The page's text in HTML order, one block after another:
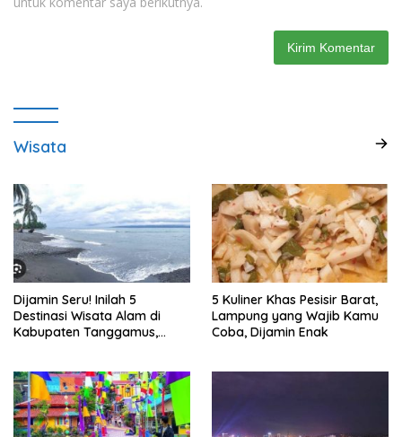
Wisata
Dijamin Seru! Inilah 5
Destinasi Wisata Alam di
Kabupaten Tanggamus,
5 Kuliner Khas Pesisir Barat,
Lampung yang Wajib Kamu
Coba, Dijamin Enak